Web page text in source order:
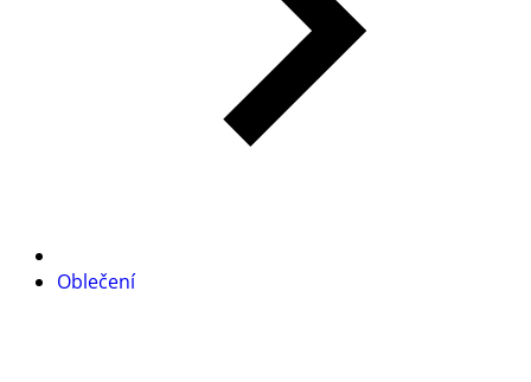
Oblečení